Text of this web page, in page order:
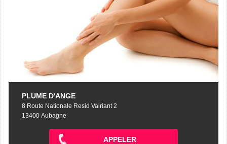
PLUME D'ANGE
8 Route Nationale Resid Valriant 2
13400 Aubagne
APPELER